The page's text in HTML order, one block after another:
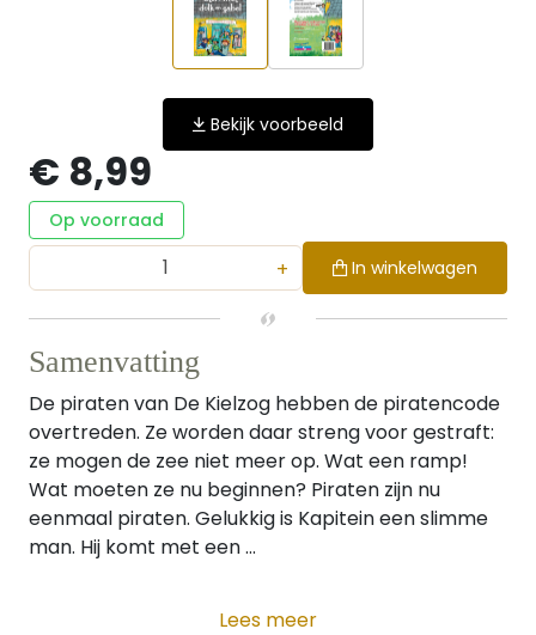
Bekijk voorbeeld
€ 8,99
Op voorraad
+ In winkelwagen
Samenvatting
De piraten van De Kielzog hebben de piratencode
overtreden. Ze worden daar streng voor gestraft:
ze mogen de zee niet meer op. Wat een ramp!
Wat moeten ze nu beginnen? Piraten zijn nu
eenmaal piraten. Gelukkig is Kapitein een slimme
man. Hij komt met een ...
Lees meer